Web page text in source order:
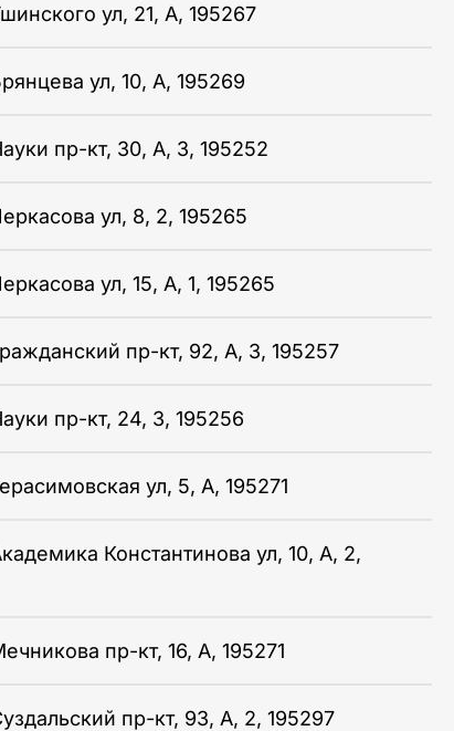
ул, 21, А, 195267
ул, 10, А, 195269
пр-кт, 30, А, 3, 195252
ул, 8, 2, 195265
ул, 15, А, 1, 195265
пр-кт, 92, А, 3, 195257
пр-кт, 24, 3, 195256
ул, 5, А, 195271
Константинова ул, 10, А, 2,
пр-кт, 16, А, 195271
пр-кт, 93, А, 2, 195297